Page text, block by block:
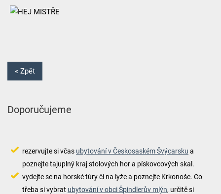
« Zpět
Doporučujeme
rezervujte si včas ubytování v Českosaském Švýcarsku a
poznejte tajuplný kraj stolových hor a pískovcových skal.
vydejte se na horské túry či na lyže a poznejte Krkonoše. Co
třeba si vybrat ubytování v obci Špindlerův mlýn, určitě si